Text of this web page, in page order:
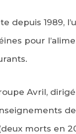
depuis 1989,
pour
Avril,
morts en